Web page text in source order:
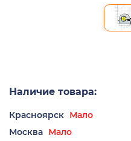
Наличие товара:
Красноярск Мало
Москва Мало